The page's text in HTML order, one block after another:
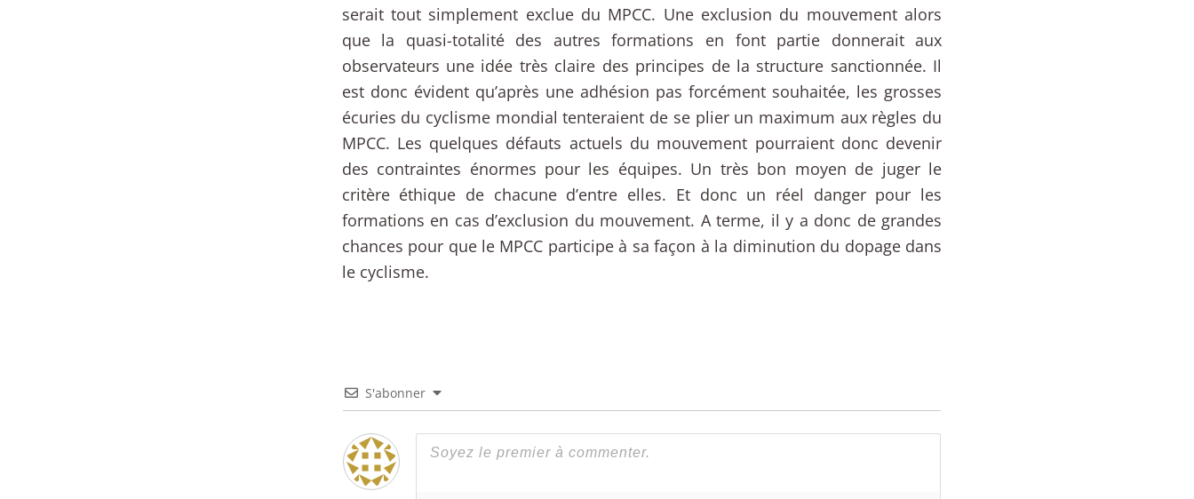
serait tout simplement exclue du MPCC. Une exclusion du mouvement alors
que la quasi-totalité des autres formations en font partie donnerait aux
observateurs une idée très claire des principes de la structure sanctionnée. Il
est donc évident qu’après une adhésion pas forcément souhaitée, les grosses
écuries du cyclisme mondial tenteraient de se plier un maximum aux règles du
MPCC. Les quelques défauts actuels du mouvement pourraient donc devenir
des contraintes énormes pour les équipes. Un très bon moyen de juger le
critère éthique de chacune d’entre elles. Et donc un réel danger pour les
formations en cas d’exclusion du mouvement. A terme, il y a donc de grandes
chances pour que le MPCC participe à sa façon à la diminution du dopage dans
le cyclisme.
S'abonner